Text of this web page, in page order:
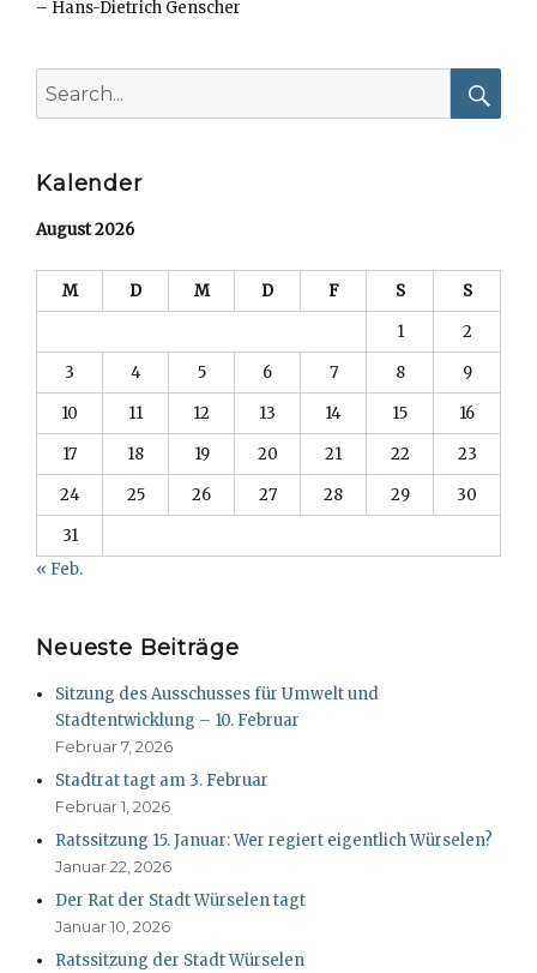
– Hans-Dietrich Genscher
for:
Kalender
August 2026
M D M D F S
S
1
2
3
4 5 6 7 8
9
10
11 12 13 14 15
16
17
18 19 20 21 22
23
24
25 26 27 28 29
30
31
« Feb.
Neueste Beiträge
Sitzung des Ausschusses für Umwelt und
Stadtentwicklung – 10. Februar
Februar 7, 2026
Stadtrat tagt am 3. Februar
Februar 1, 2026
Ratssitzung 15. Januar: Wer regiert eigentlich Würselen?
Januar 22, 2026
Der Rat der Stadt Würselen tagt
Januar 10, 2026
Ratssitzung der Stadt Würselen